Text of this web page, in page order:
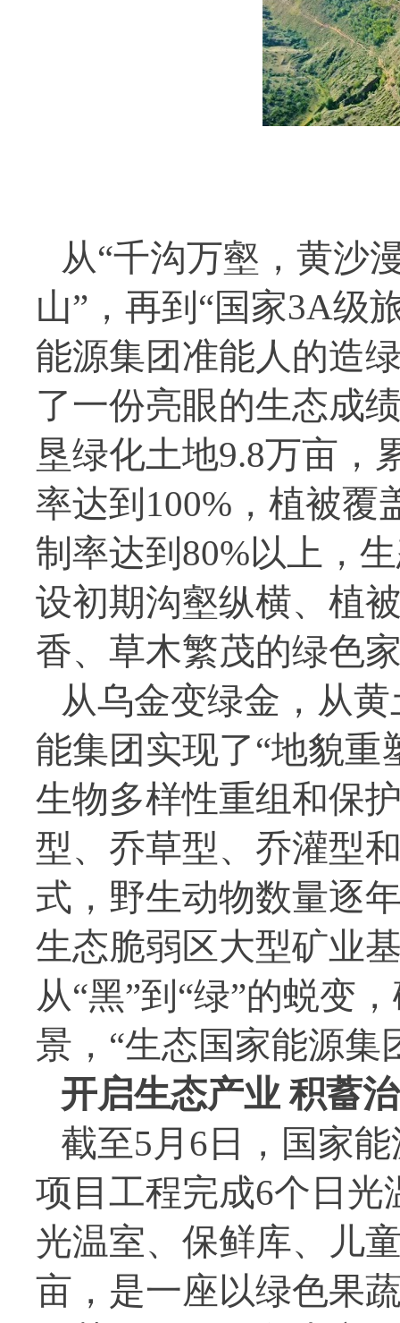
从“千沟万壑，黄沙
山”，再到“国家3A
能源集团准能人的造
了一份亮眼的生态成
垦绿化土地9.8万亩，
率达到100%，植被覆
制率达到80%以上，
设初期沟壑纵横、植
香、草木繁茂的绿色
从乌金变绿金，从
能集团实现了“地貌
生物多样性重组和保
型、乔草型、乔灌型
式，野生动物数量逐
生态脆弱区大型矿业
从“黑”到“绿”的蜕变
景，“生态国家能源集
开启生态产业 积蓄
截至5月6日，国家
项目工程完成6个日
光温室、保鲜库、儿
亩，是一座以绿色果